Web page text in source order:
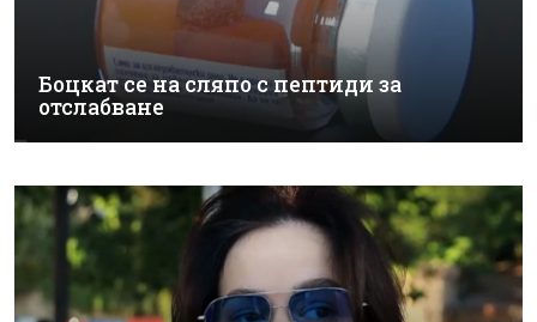
Боцкат се на сляпо с пептиди за
отслабване